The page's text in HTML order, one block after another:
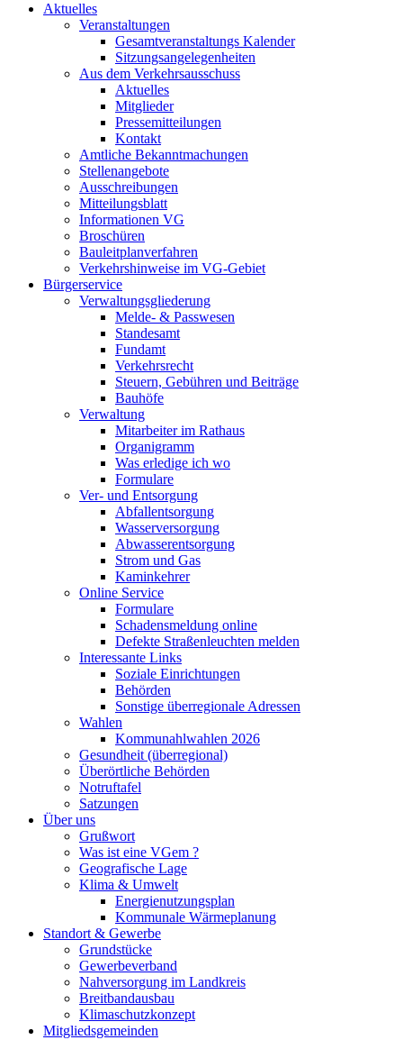
Aktuelles
Veranstaltungen
Gesamtveranstaltungs Kalender
Sitzungsangelegenheiten
Aus dem Verkehrsausschuss
Aktuelles
Mitglieder
Pressemitteilungen
Kontakt
Amtliche Bekanntmachungen
Stellenangebote
Ausschreibungen
Mitteilungsblatt
Informationen VG
Broschüren
Bauleitplanverfahren
Verkehrshinweise im VG-Gebiet
Bürgerservice
Verwaltungsgliederung
Melde- & Passwesen
Standesamt
Fundamt
Verkehrsrecht
Steuern, Gebühren und Beiträge
Bauhöfe
Verwaltung
Mitarbeiter im Rathaus
Organigramm
Was erledige ich wo
Formulare
Ver- und Entsorgung
Abfallentsorgung
Wasserversorgung
Abwasserentsorgung
Strom und Gas
Kaminkehrer
Online Service
Formulare
Schadensmeldung online
Defekte Straßenleuchten melden
Interessante Links
Soziale Einrichtungen
Behörden
Sonstige überregionale Adressen
Wahlen
Kommunahlwahlen 2026
Gesundheit (überregional)
Überörtliche Behörden
Notruftafel
Satzungen
Über uns
Grußwort
Was ist eine VGem ?
Geografische Lage
Klima & Umwelt
Energienutzungsplan
Kommunale Wärmeplanung
Standort & Gewerbe
Grundstücke
Gewerbeverband
Nahversorgung im Landkreis
Breitbandausbau
Klimaschutzkonzept
Mitgliedsgemeinden